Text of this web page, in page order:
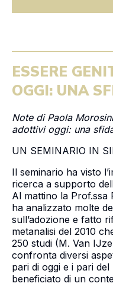
ESSERE
OGGI: UNA
Note di Paola
adottivi oggi: una
UN SEMINARIO IN
Il seminario ha visto
ricerca a supporto
Al mattino la Prof.ssa
ha analizzato molte
sull’adozione e fatto
metanalisi del 2010
250 studi (M. Van
confronta diversi
pari di oggi e i pari
beneficiato di un